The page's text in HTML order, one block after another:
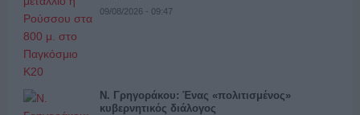
09/08/2026 - 09:47
Ν. Γρηγοράκου: Ένας «πολιτισμένος»
κυβερνητικός διάλογος